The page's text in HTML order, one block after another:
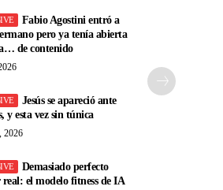
Fabio Agostini entró a
pero ya tenía abierta
de contenido
Jesús se apareció ante
y esta vez sin túnica
2026
Demasiado perfecto
real: el modelo fitness de IA